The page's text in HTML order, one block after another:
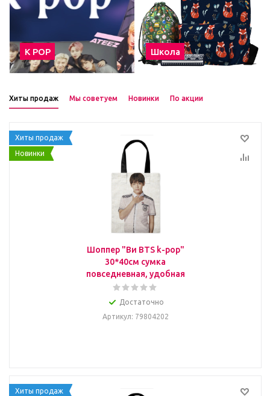
К POP Школа
Хиты продаж Мы советуем Новинки По акции
Хиты продаж
Новинки
Шоппер "Ви BTS k-pop"
30*40см сумка
повседневная, удобная
Достаточно
Артикул: 79804202
Хиты продаж